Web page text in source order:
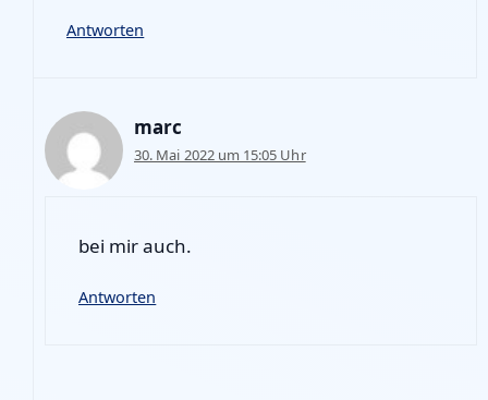
Antworten
marc
30. Mai 2022 um 15:05 Uhr
bei mir auch.
Antworten